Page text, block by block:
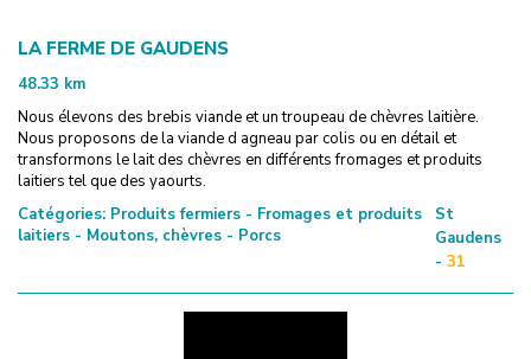
LA FERME DE GAUDENS
48.33 km
Nous élevons des brebis viande et un troupeau de chèvres laitière.
Nous proposons de la viande d agneau par colis ou en détail et
transformons le lait des chèvres en différents fromages et produits
laitiers tel que des yaourts.
Catégories: Produits fermiers - Fromages et produits
laitiers - Moutons, chèvres - Porcs
St
Gaudens
- 31